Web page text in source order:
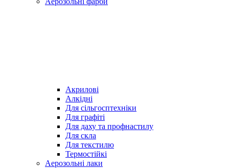
Акрилові
Алкідні
Для cільгосптехніки
Для графіті
Для даху та профнастилу
Для скла
Для текстилю
Термостійкі
Аерозольні лаки